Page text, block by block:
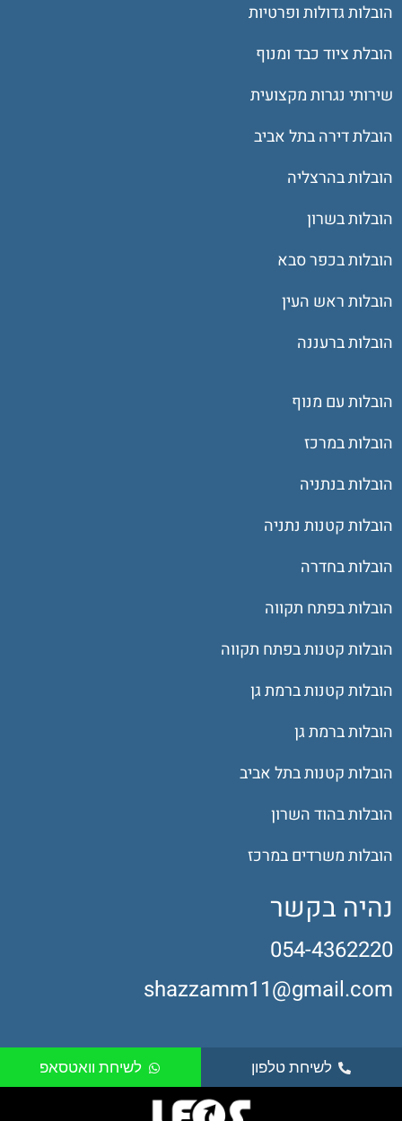
הובלות גדולות ופרטיות
הובלת ציוד כבד ומנוף
שירותי נגרות מקצועית
הובלת דירה בתל אביב
הובלות בהרצליה
הובלות בשרון
הובלות בכפר סבא
הובלות ראש העין
הובלות ברעננה
הובלות עם מנוף
הובלות במרכז
הובלות בנתניה
הובלות קטנות נתניה
הובלות בחדרה
הובלות בפתח תקווה
הובלות קטנות בפתח תקווה
הובלות קטנות ברמת גן
הובלות ברמת גן
הובלות קטנות בתל אביב
הובלות בהוד השרון
הובלות משרדים במרכז
נהיה בקשר
054-4362220
shazzamm11@gmail.com
לשיחת טלפון לשיחת וואטסאפ